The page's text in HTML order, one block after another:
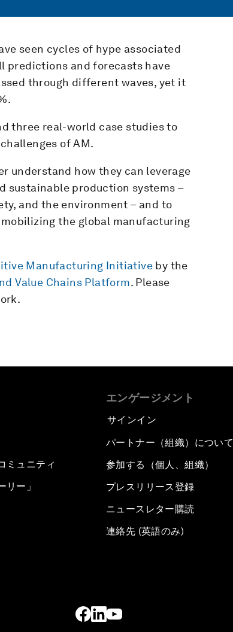
seen cycles of hype associated
predictions and forecasts have
through different waves, yet it
three real-world case studies to
of AM.
understand how they can leverage
sustainable production systems –
and the environment – and to
the global manufacturing
Manufacturing Initiative by the
Value Chains Platform. Please
ミュニティ
リー」
エンゲージメント
サインイン
パートナー（組織）について
参加する（個人、組織）
プレスリリース登録
ニュースレター購読
連絡先 (英語のみ)